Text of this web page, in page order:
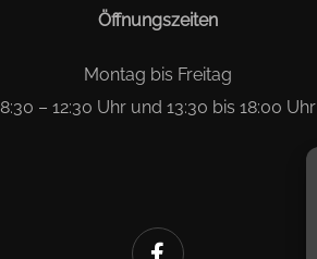
Öffnungszeiten
Montag bis Freitag
8:30 – 12:30 Uhr und 13:30 bis 18:00 Uhr